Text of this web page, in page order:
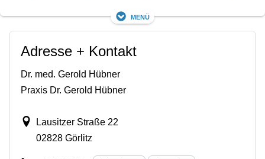
Menü
Adresse + Kontakt
Dr. med. Gerold Hübner
Praxis Dr. Gerold Hübner
Lausitzer Straße 22
02828 Görlitz